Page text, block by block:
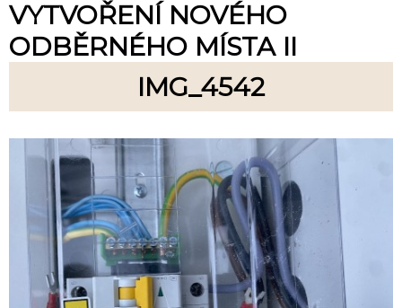
VYTVOŘENÍ NOVÉHO
ODBĚRNÉHO MÍSTA II
IMG_4542